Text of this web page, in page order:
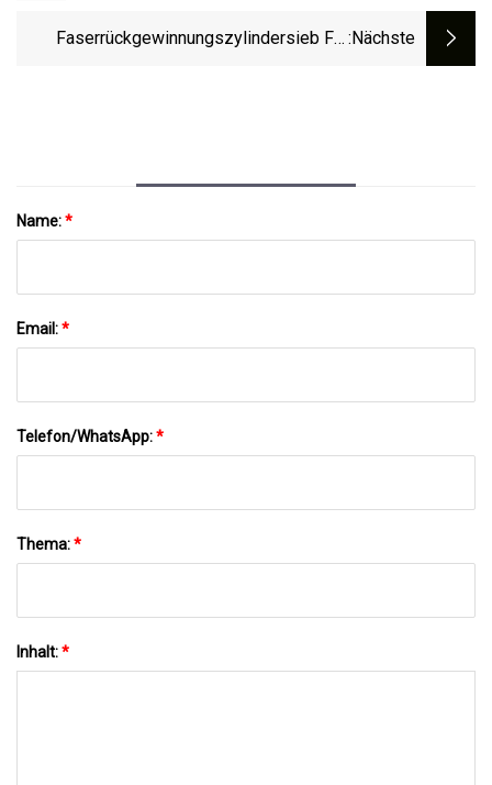
Faserrückgewinnungszylindersieb Für :nächste
Name:*
Email:*
Telefon/WhatsApp:*
Thema:*
Inhalt:*